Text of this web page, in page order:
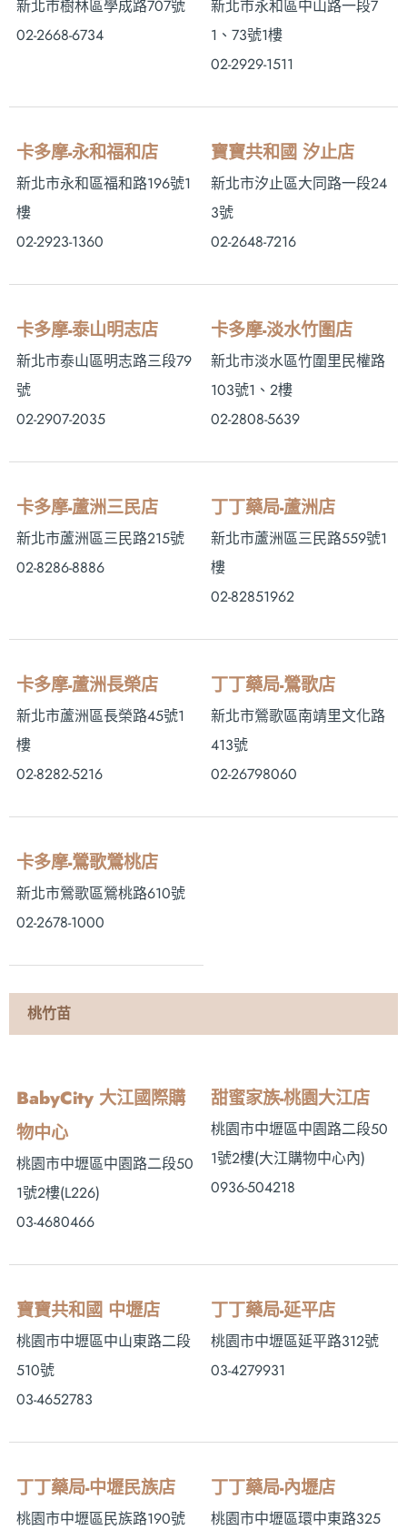
新北市樹林區學成路707號
02-2668-6734
新北市永和區中山路一段7
1、73號1樓
02-2929-1511
卡多摩-永和福和店
新北市永和區福和路196號1
樓
02-2923-1360
寶寶共和國 汐止店
新北市汐止區大同路一段24
3號
02-2648-7216
卡多摩-泰山明志店
新北市泰山區明志路三段79
號
02-2907-2035
卡多摩-淡水竹圍店
新北市淡水區竹圍里民權路
103號1、2樓
02-2808-5639
卡多摩-蘆洲三民店
新北市蘆洲區三民路215號
02-8286-8886
丁丁藥局-蘆洲店
新北市蘆洲區三民路559號1
樓
02-82851962
卡多摩-蘆洲長榮店
新北市蘆洲區長榮路45號1
樓
02-8282-5216
丁丁藥局-鶯歌店
新北市鶯歌區南靖里文化路
413號
02-26798060
卡多摩-鶯歌鶯桃店
新北市鶯歌區鶯桃路610號
02-2678-1000
桃竹苗
BabyCity 大江國際購
物中心
桃園市中壢區中園路二段50
1號2樓(L226)
03-4680466
甜蜜家族-桃園大江店
桃園市中壢區中園路二段50
1號2樓 (大江購物中心內)
0936-504218
寶寶共和國 中壢店
桃園市中壢區中山東路二段
510號
03-4652783
丁丁藥局-延平店
桃園市中壢區延平路312號
03-4279931
丁丁藥局-中壢民族店
桃園市中壢區民族路190號
丁丁藥局-內壢店
桃園市中壢區環中東路325